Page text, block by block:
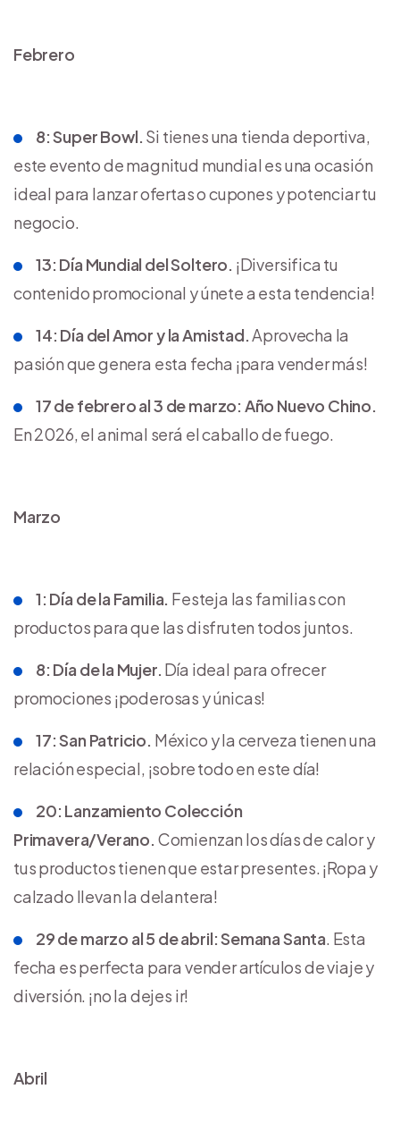
Febrero
8: Super Bowl. Si tienes una tienda deportiva,
este evento de magnitud mundial es una ocasión
ideal para lanzar ofertas o cupones y potenciar tu
negocio.
13: Día Mundial del Soltero. ¡Diversifica tu
contenido promocional y únete a esta tendencia!
14: Día del Amor y la Amistad. Aprovecha la
pasión que genera esta fecha ¡para vender más!
17 de febrero al 3 de marzo: Año Nuevo Chino.
En 2026, el animal será el caballo de fuego.
Marzo
1: Día de la Familia. Festeja las familias con
productos para que las disfruten todos juntos.
8: Día de la Mujer. Día ideal para ofrecer
promociones ¡poderosas y únicas!
17: San Patricio. México y la cerveza tienen una
relación especial, ¡sobre todo en este día!
20: Lanzamiento Colección
Primavera/Verano. Comienzan los días de calor y
tus productos tienen que estar presentes. ¡Ropa y
calzado llevan la delantera!
29 de marzo al 5 de abril: Semana Santa . Esta
fecha es perfecta para vender artículos de viaje y
diversión. ¡no la dejes ir!
Abril